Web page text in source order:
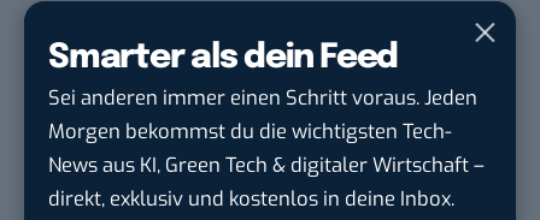
Smarter als dein Feed
Sei anderen immer einen Schritt voraus. Jeden
Morgen bekommst du die wichtigsten Tech-
News aus KI, Green Tech & digitaler Wirtschaft –
direkt, exklusiv und kostenlos in deine Inbox.
damit ihren Vorsprung.
kostenlos anmelden.
STELLENANZEIGEN
Social Media Content Creator (m/w/d)